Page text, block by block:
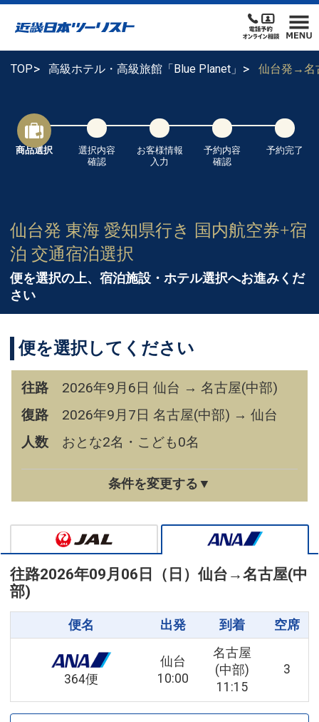
TOP 高級ホテル・高級旅館「Blue Planet」 仙台発→名
商品選択
選択内容
確認
お客様情報
入力
予約内容
確認
予約完了
仙台発 東海 愛知県行き 国内航空券+宿
泊 交通宿泊選択
便を選択の上、宿泊施設・ホテル選択へお進みくだ
さい
便を選択してください
往路
2026年9月6日 仙台 → 名古屋(中部)
復路
2026年9月7日 名古屋(中部) → 仙台
人数
おとな2名・こども0名
条件を変更する▼
往路2026年09月06日（日） 仙台 →名古屋(中
部)
便名 出発 到着 空席
364便
仙台
10:00
名古屋
(中部)
11:15
3